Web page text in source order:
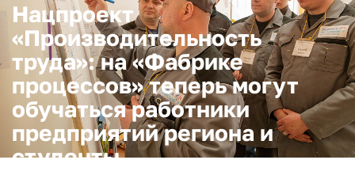
Нацпроект
«Производительность
труда»: на «Фабрике
процессов» теперь могут
обучаться работники
предприятий региона и
студенты